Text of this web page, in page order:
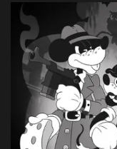
LOG IN OF REGISTREER